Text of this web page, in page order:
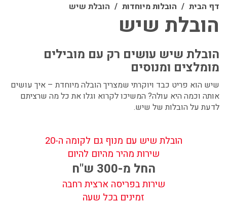
דף הבית הובלות מיוחדות הובלת שיש
הובלת שיש
הובלת שיש עושים רק עם מובילים
מומלצים ומנוסים
שיש הוא פריט כבד ויוקרתי שמצריך הובלה מיוחדת – איך עושים
אותה וכמה היא עולה? המשיכו לקרוא וגלו את כל מה שרציתם
לדעת על הובלות של שיש.
הובלת שיש עם מנוף גם לקומה ה-20
שירות מהיר מהיום להיום
החל מ-300 ש"ח
שירות בפריסה ארצית רחבה
זמינים בכל שעה